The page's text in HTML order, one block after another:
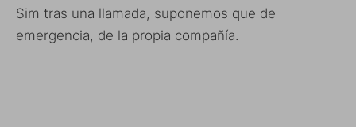
Sim tras una llamada, suponemos que de
emergencia, de la propia compañía.